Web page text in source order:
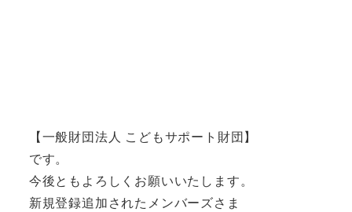
【一般財団法人 こどもサポート財団】
です。
今後ともよろしくお願いいたします。
新規登録追加されたメンバーズさま